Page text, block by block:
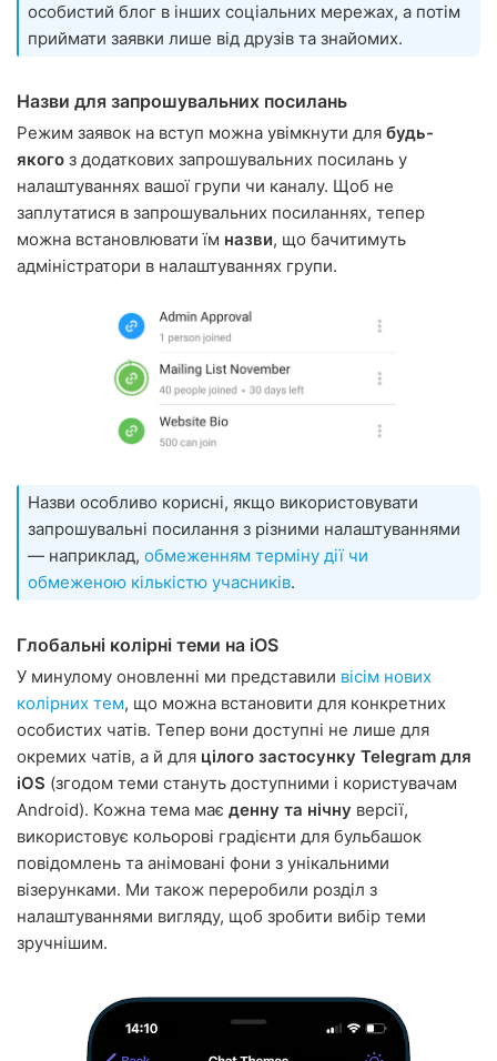
особистий блог в інших соціальних мережах, а потім
приймати заявки лише від друзів та знайомих.
Назви для запрошувальних посилань
Режим заявок на вступ можна увімкнути для будь-
якого з додаткових запрошувальних посилань у
налаштуваннях вашої групи чи каналу. Щоб не
заплутатися в запрошувальних посиланнях, тепер
можна встановлювати їм назви, що бачитимуть
адміністратори в налаштуваннях групи.
Назви особливо корисні, якщо використовувати
запрошувальні посилання з різними налаштуваннями
— наприклад, обмеженням терміну дії чи
обмеженою кількістю учасників.
Глобальні колірні теми на iOS
У минулому оновленні ми представили вісім нових
колірних тем, що можна встановити для конкретних
особистих чатів. Тепер вони доступні не лише для
окремих чатів, а й для цілого застосунку Telegram для
iOS (згодом теми стануть доступними і користувачам
Android). Кожна тема має денну та нічну версії,
використовує кольорові градієнти для бульбашок
повідомлень та анімовані фони з унікальними
візерунками. Ми також переробили розділ з
налаштуваннями вигляду, щоб зробити вибір теми
зручнішим.